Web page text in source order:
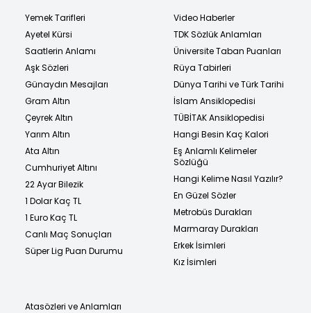
Yemek Tarifleri
Ayetel Kürsi
Saatlerin Anlamı
Aşk Sözleri
Günaydın Mesajları
Gram Altın
Çeyrek Altın
Yarım Altın
Ata Altın
Cumhuriyet Altını
22 Ayar Bilezik
1 Dolar Kaç TL
1 Euro Kaç TL
Canlı Maç Sonuçları
Süper Lig Puan Durumu
Video Haberler
TDK Sözlük Anlamları
Üniversite Taban Puanları
Rüya Tabirleri
Dünya Tarihi ve Türk Tarihi
İslam Ansiklopedisi
TÜBİTAK Ansiklopedisi
Hangi Besin Kaç Kalori
Eş Anlamlı Kelimeler
Sözlüğü
Hangi Kelime Nasıl Yazılır?
En Güzel Sözler
Metrobüs Durakları
Marmaray Durakları
Erkek İsimleri
Kız İsimleri
Atasözleri ve Anlamları